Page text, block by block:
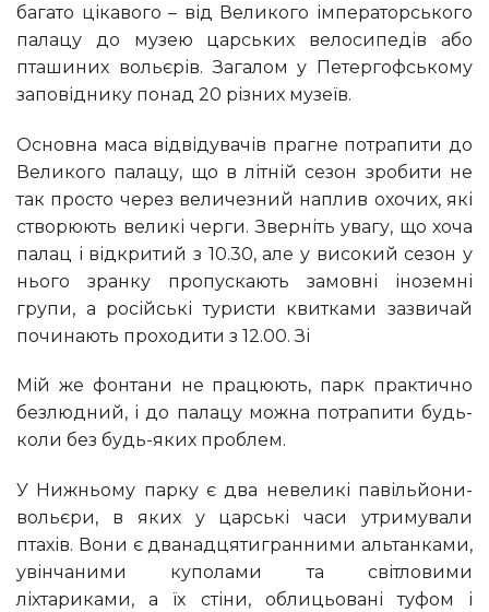
багато цікавого – від Великого імператорського
палацу до музею царських велосипедів або
пташиних вольєрів. Загалом у Петергофському
заповіднику понад 20 різних музеїв.
Основна маса відвідувачів прагне потрапити до
Великого палацу, що в літній сезон зробити не
так просто через величезний наплив охочих, які
створюють великі черги. Зверніть увагу, що хоча
палац і відкритий з 10.30, але у високий сезон у
нього зранку пропускають замовні іноземні
групи, а російські туристи квитками зазвичай
починають проходити з 12.00. Зі
мій же фонтани не працюють, парк практично
безлюдний, і до палацу можна потрапити будь-
коли без будь-яких проблем.
У Нижньому парку є два невеликі павільйони-
вольєри, в яких у царські часи утримували
птахів. Вони є дванадцятигранними альтанками,
увінчаними куполами та світловими
ліхтариками, а їх стіни, облицьовані туфом і